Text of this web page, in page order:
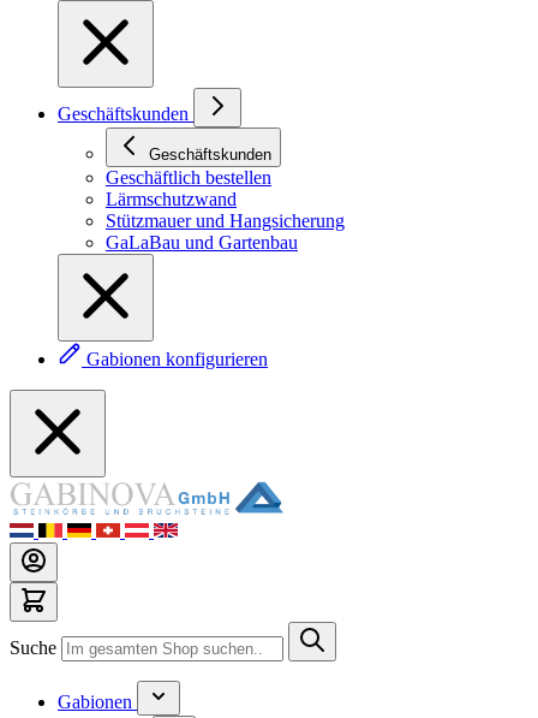
Geschäftskunden
Geschäftskunden
Geschäftlich bestellen
Lärmschutzwand
Stützmauer und Hangsicherung
GaLaBau und Gartenbau
Gabionen konfigurieren
Suche
Gabionen